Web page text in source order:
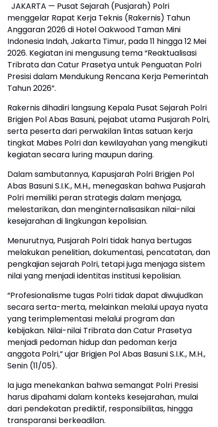
JAKARTA — Pusat Sejarah (Pusjarah) Polri
menggelar Rapat Kerja Teknis (Rakernis) Tahun
Anggaran 2026 di Hotel Oakwood Taman Mini
Indonesia Indah, Jakarta Timur, pada 11 hingga 12 Mei
2026. Kegiatan ini mengusung tema “Reaktualisasi
Tribrata dan Catur Prasetya untuk Penguatan Polri
Presisi dalam Mendukung Rencana Kerja Pemerintah
Tahun 2026”.
Rakernis dihadiri langsung Kepala Pusat Sejarah Polri
Brigjen Pol Abas Basuni, pejabat utama Pusjarah Polri,
serta peserta dari perwakilan lintas satuan kerja
tingkat Mabes Polri dan kewilayahan yang mengikuti
kegiatan secara luring maupun daring.
Dalam sambutannya, Kapusjarah Polri Brigjen Pol
Abas Basuni S.I.K., M.H., menegaskan bahwa Pusjarah
Polri memiliki peran strategis dalam menjaga,
melestarikan, dan menginternalisasikan nilai-nilai
kesejarahan di lingkungan kepolisian.
Menurutnya, Pusjarah Polri tidak hanya bertugas
melakukan penelitian, dokumentasi, pencatatan, dan
pengkajian sejarah Polri, tetapi juga menjaga sistem
nilai yang menjadi identitas institusi kepolisian.
“Profesionalisme tugas Polri tidak dapat diwujudkan
secara serta-merta, melainkan melalui upaya nyata
yang terimplementasi melalui program dan
kebijakan. Nilai-nilai Tribrata dan Catur Prasetya
menjadi pedoman hidup dan pedoman kerja
anggota Polri,” ujar Brigjen Pol Abas Basuni S.I.K., M.H.,
Senin (11/05).
Ia juga menekankan bahwa semangat Polri Presisi
harus dipahami dalam konteks kesejarahan, mulai
dari pendekatan prediktif, responsibilitas, hingga
transparansi berkeadilan.